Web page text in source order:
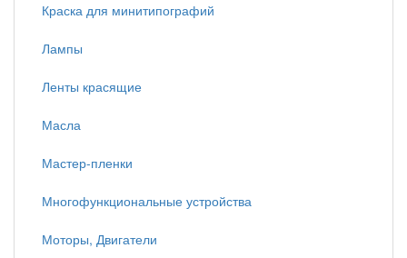
Краска для минитипографий
Лампы
Ленты красящие
Масла
Мастер-пленки
Многофункциональные устройства
Моторы, Двигатели